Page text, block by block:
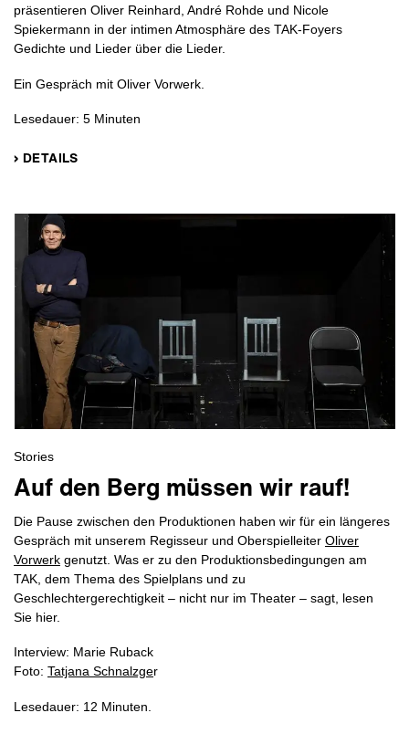
präsentieren Oliver Reinhard, André Rohde und Nicole
Spiekermann in der intimen Atmosphäre des TAK-Foyers
Gedichte und Lieder über die Lieder.
Ein Gespräch mit Oliver Vorwerk.
Lesedauer: 5 Minuten
› DETAILS
Stories
Auf den Berg müssen wir rauf!
Die Pause zwischen den Produktionen haben wir für ein längeres
Gespräch mit unserem Regisseur und Oberspielleiter Oliver
Vorwerk genutzt. Was er zu den Produktionsbedingungen am
TAK, dem Thema des Spielplans und zu
Geschlechtergerechtigkeit – nicht nur im Theater – sagt, lesen
Sie hier.
Interview: Marie Ruback
Foto: Tatjana Schnalzger
Lesedauer: 12 Minuten.